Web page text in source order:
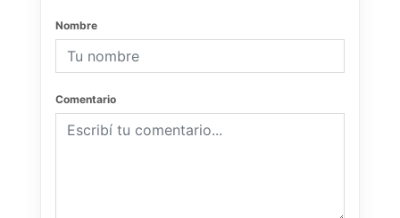
Nombre
Comentario